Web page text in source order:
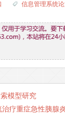
信息管理系统
模型研究
疗重症急性胰腺